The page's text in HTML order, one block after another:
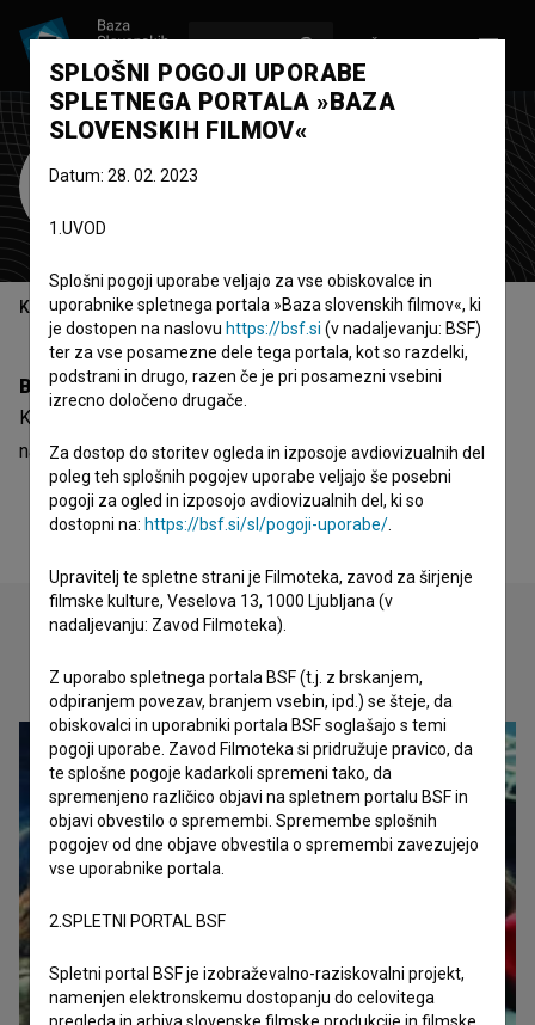
Kemal Čebo
Kazalo
Biografija
Kemal Čebo je nastopajoči. Najodmevnejši projekt, kjer je
nastopil, jeLjeto u zlatnoj dolini (2003).
Oglejte si
SPLOŠNI POGOJI UPORABE
SPLETNEGA PORTALA »BAZA
SLOVENSKIH FILMOV«
Datum: 28. 02. 2023
1.UVOD
Splošni pogoji uporabe veljajo za vse obiskovalce in
uporabnike spletnega portala »Baza slovenskih filmov«, ki
je dostopen na naslovu https://bsf.si (v nadaljevanju: BSF)
ter za vse posamezne dele tega portala, kot so razdelki,
podstrani in drugo, razen če je pri posamezni vsebini
izrecno določeno drugače.
Za dostop do storitev ogleda in izposoje avdiovizualnih del
poleg teh splošnih pogojev uporabe veljajo še posebni
pogoji za ogled in izposojo avdiovizualnih del, ki so
dostopni na: https://bsf.si/sl/pogoji-uporabe/
Upravitelj te spletne strani je Filmoteka, zavod za širjenje
filmske kulture, Veselova 13, 1000 Ljubljana (v
nadaljevanju: Zavod Filmoteka).
Z uporabo spletnega portala BSF (t.j. z brskanjem,
odpiranjem povezav, branjem vsebin, ipd.) se šteje, da
obiskovalci in uporabniki portala BSF soglašajo s temi
pogoji uporabe. Zavod Filmoteka si pridružuje pravico, da
te splošne pogoje kadarkoli spremeni tako, da
spremenjeno različico objavi na spletnem portalu BSF in
objavi obvestilo o spremembi. Spremembe splošnih
pogojev od dne objave obvestila o spremembi zavezujejo
vse uporabnike portala.
2.SPLETNI PORTAL BSF
Spletni portal BSF je izobraževalno-raziskovalni projekt,
namenjen elektronskemu dostopanju do celovitega